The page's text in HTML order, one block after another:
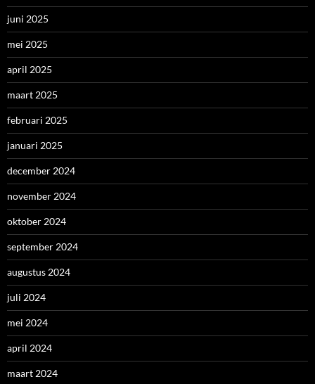
juni 2025
mei 2025
april 2025
maart 2025
februari 2025
januari 2025
december 2024
november 2024
oktober 2024
september 2024
augustus 2024
juli 2024
mei 2024
april 2024
maart 2024